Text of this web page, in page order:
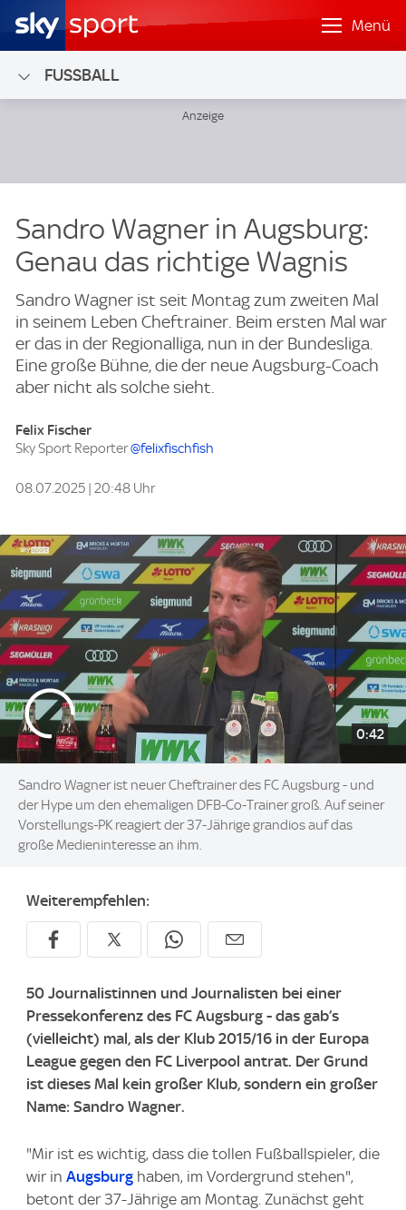
Menü
FUSSBALL
Sandro Wagner in Augsburg:
Genau das richtige Wagnis
Sandro Wagner ist seit Montag zum zweiten Mal
in seinem Leben Cheftrainer. Beim ersten Mal war
er das in der Regionalliga, nun in der Bundesliga.
Eine große Bühne, die der neue Augsburg-Coach
aber nicht als solche sieht.
Felix Fischer
Sky Sport Reporter@felixfischfish
08.07.2025 | 20:48 Uhr
0:42
Sandro Wagner ist neuer Cheftrainer des FC Augsburg - und
der Hype um den ehemaligen DFB-Co-Trainer groß. Auf seiner
Vorstellungs-PK reagiert der 37-Jährige grandios auf das
große Medieninteresse an ihm.
Weiterempfehlen:
50 Journalistinnen und Journalisten bei einer
Pressekonferenz des FC Augsburg - das gab’s
(vielleicht) mal, als der Klub 2015/16 in der Europa
League gegen den FC Liverpool antrat. Der Grund
ist dieses Mal kein großer Klub, sondern ein großer
Name: Sandro Wagner.
"Mir ist es wichtig, dass die tollen Fußballspieler, die
wir in Augsburg haben, im Vordergrund stehen",
betont der 37-Jährige am Montag. Zunächst geht